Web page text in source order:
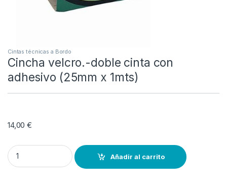
Cintas técnicas a Bordo
Cincha velcro.-doble cinta con
adhesivo (25mm x 1mts)
14,00€
Cincha velcro.-doble cinta con adhesivo (25mm x 1mts) quantity
Añadir al carrito